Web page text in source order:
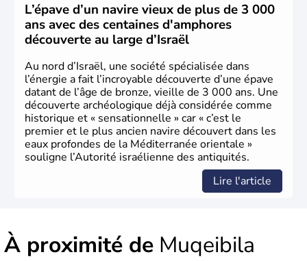
L’épave d’un navire vieux de plus de 3 000
ans avec des centaines d'amphores
découverte au large d’Israël
Au nord d’Israël, une société spécialisée dans
l’énergie a fait l’incroyable découverte d’une épave
datant de l’âge de bronze, vieille de 3 000 ans. Une
découverte archéologique déjà considérée comme
historique et « sensationnelle » car « c’est le
premier et le plus ancien navire découvert dans les
eaux profondes de la Méditerranée orientale »
souligne l’Autorité israélienne des antiquités.
Lire l'article
À proximité de Muqeibila